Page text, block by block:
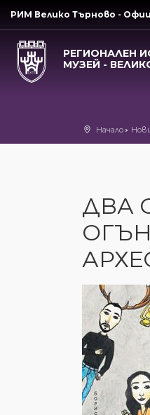
РИМ Велико Търново -
РЕГИОНАЛЕН
МУЗЕЙ -
Начало
ДВА